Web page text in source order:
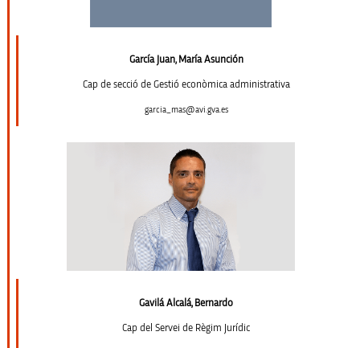
García Juan, María Asunción
Cap de secció de Gestió econòmica administrativa
garcia_mas@avi.gva.es
Gavilá Alcalá, Bernardo
Cap del Servei de Règim Jurídic